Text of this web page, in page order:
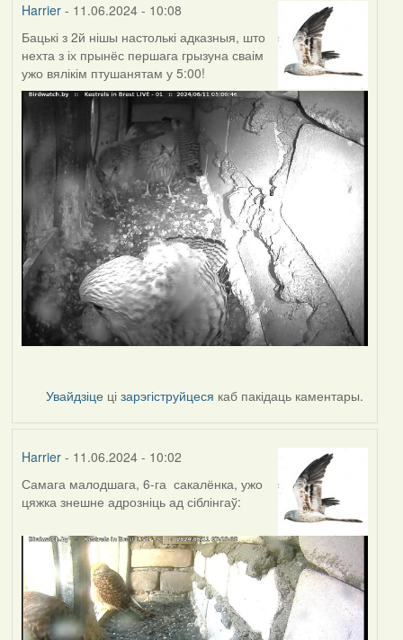
Harrier- 11.06.2024 - 10:08
Бацькі з 2й нішы настолькі адказныя, што
нехта з іх прынёс першага грызуна сваім
ужо вялікім птушанятам у 5:00!
Увайдзіце цізарэгіструйцеся каб пакідаць каментары.
Harrier- 11.06.2024 - 10:02
Самага малодшага, 6-га сакалёнка, ужо
цяжка знешне адрозніць ад сіблінгаў: